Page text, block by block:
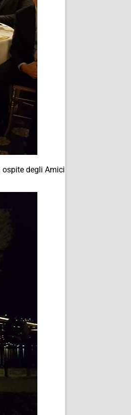
ospite degli Amici